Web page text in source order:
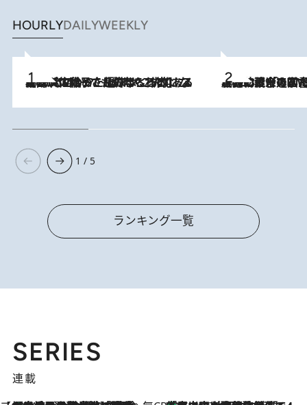
HOURLYDAILYWEEKLY
2026.8.5
【阿川佐和子さんの年とる力】なぜ70代で始めた趣味は“こんなに楽しい”のか？ ピアノ、俳句…スランプに陥っても続けられる“ある秘訣”とは 2026.8.3
慶應幼稚舎の図書室からテレビの世界に飛び込んだ阿川佐和子（72）
1 / 5
ランキング一覧
SERIES
連載